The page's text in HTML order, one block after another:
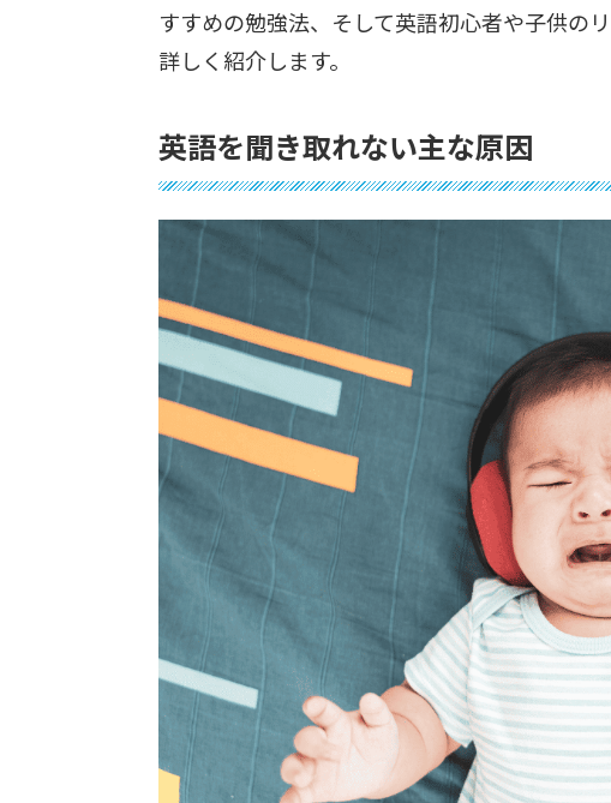
すすめの勉強法、そして英語初心者や子供の
詳しく紹介します。
英語を聞き取れない主な原因